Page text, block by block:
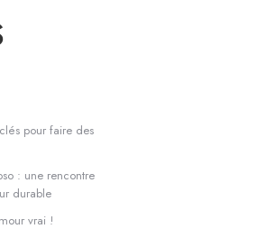
pour faire des
: une rencontre
durable
vrai !